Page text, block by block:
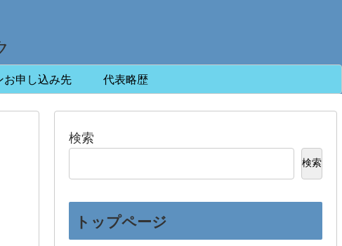
お申し込み先 代表略歴
検索
検索
トップページ